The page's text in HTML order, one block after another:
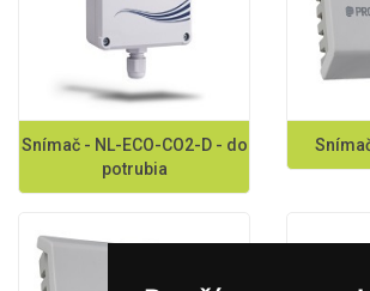
Snímač - NL-ECO-CO2-D - do
potrubia